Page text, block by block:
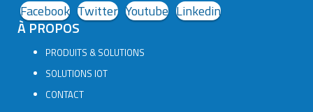
Facebook Twitter Youtube Linkedin
À PROPOS
PRODUITS & SOLUTIONS
SOLUTIONS IOT
CONTACT